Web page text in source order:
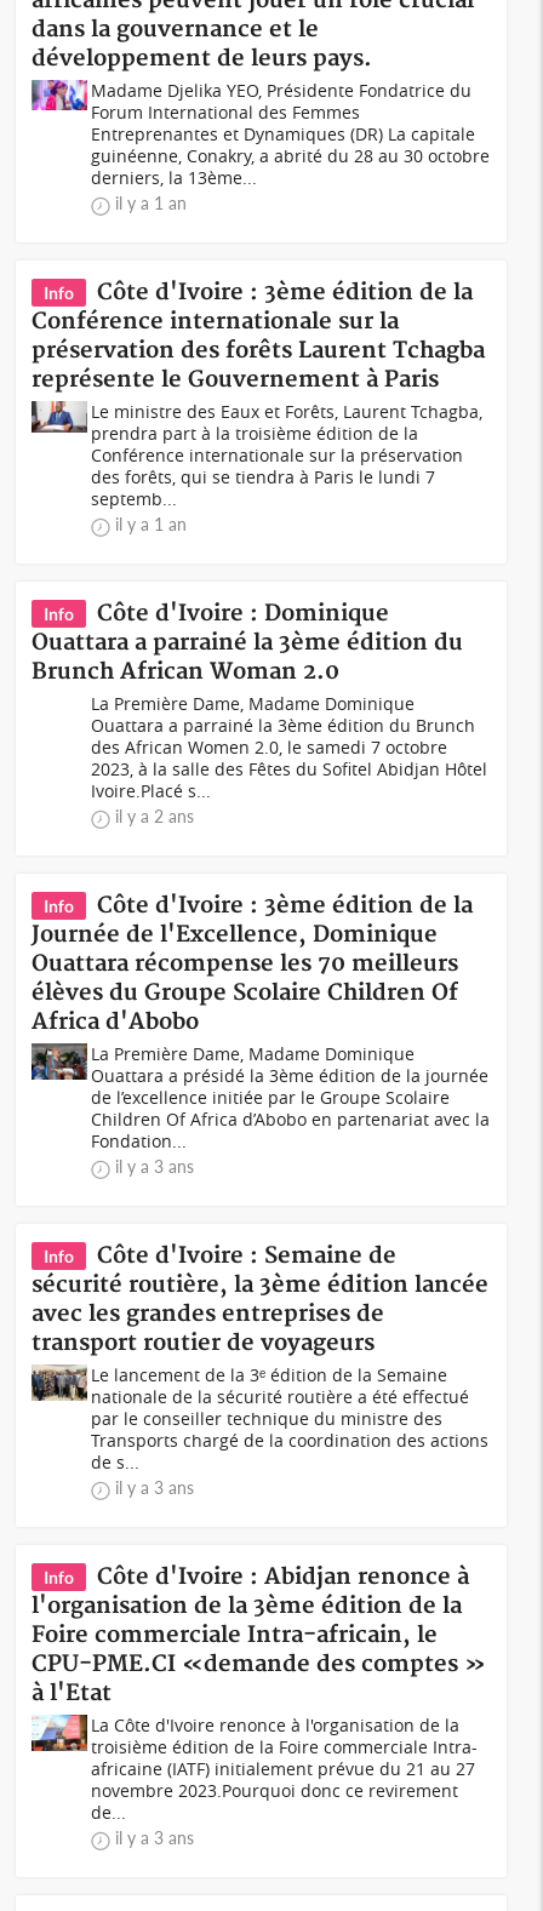
dans la gouvernance et le
développement de leurs pays.
Madame Djelika YEO, Présidente Fondatrice du
Forum International des Femmes
Entreprenantes et Dynamiques (DR) La capitale
guinéenne, Conakry, a abrité du 28 au 30 octobre
derniers, la 13ème...
il y a 1 an
Info
Côte d'Ivoire : 3ème édition de la
Conférence internationale sur la
préservation des forêts Laurent Tchagba
représente le Gouvernement à Paris
Le ministre des Eaux et Forêts, Laurent Tchagba,
prendra part à la troisième édition de la
Conférence internationale sur la préservation
des forêts, qui se tiendra à Paris le lundi 7
septemb...
il y a 1 an
Info
Côte d'Ivoire : Dominique
Ouattara a parrainé la 3ème édition du
Brunch African Woman 2.0
La Première Dame, Madame Dominique
Ouattara a parrainé la 3ème édition du Brunch
des African Women 2.0, le samedi 7 octobre
2023, à la salle des Fêtes du Sofitel Abidjan Hôtel
Ivoire.Placé s...
il y a 2 ans
Info
Côte d'Ivoire : 3ème édition de la
Journée de l'Excellence, Dominique
Ouattara récompense les 70 meilleurs
élèves du Groupe Scolaire Children Of
Africa d'Abobo
La Première Dame, Madame Dominique
Ouattara a présidé la 3ème édition de la journée
de l’excellence initiée par le Groupe Scolaire
Children Of Africa d’Abobo en partenariat avec la
Fondation...
il y a 3 ans
Info
Côte d'Ivoire : Semaine de
sécurité routière, la 3ème édition lancée
avec les grandes entreprises de
transport routier de voyageurs
Le lancement de la 3ᵉ édition de la Semaine
nationale de la sécurité routière a été effectué
par le conseiller technique du ministre des
Transports chargé de la coordination des actions
de s...
il y a 3 ans
Info
Côte d'Ivoire : Abidjan renonce à
l'organisation de la 3ème édition de la
Foire commerciale Intra-africain, le
CPU-PME.CI «demande des comptes »
à l'Etat
La Côte d'Ivoire renonce à l'organisation de la
troisième édition de la Foire commerciale Intra-
africaine (IATF) initialement prévue du 21 au 27
novembre 2023.Pourquoi donc ce revirement
de...
il y a 3 ans